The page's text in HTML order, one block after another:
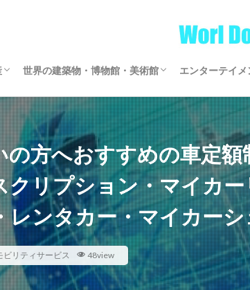
界遺産
界遺産
世界の建築物・博物館・美術館
日本の建築物・博物館・美術館
海外の建築物・博物館・美術館
エンターテイメ
ゲーム
文芸・マンガ
映画・アニメ
音楽
の方へおすすめの車定額
クリプション・マイカ
レンタカー・マイカー
ビリティサービス 48view